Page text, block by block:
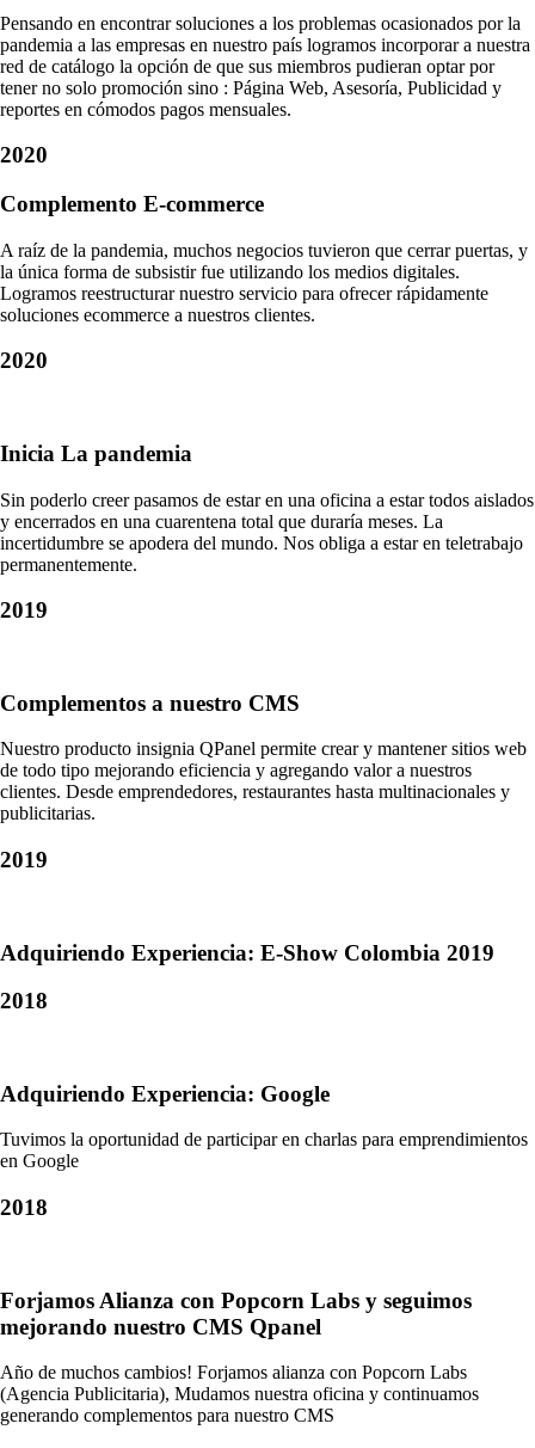
Pensando en encontrar soluciones a los problemas ocasionados por la
pandemia a las empresas en nuestro país logramos incorporar a nuestra
red de catálogo la opción de que sus miembros pudieran optar por
tener no solo promoción sino : Página Web, Asesoría, Publicidad y
reportes en cómodos pagos mensuales.
2020
Complemento E-commerce
A raíz de la pandemia, muchos negocios tuvieron que cerrar puertas, y
la única forma de subsistir fue utilizando los medios digitales.
Logramos reestructurar nuestro servicio para ofrecer rápidamente
soluciones ecommerce a nuestros clientes.
2020
Inicia La pandemia
Sin poderlo creer pasamos de estar en una oficina a estar todos aislados
y encerrados en una cuarentena total que duraría meses. La
incertidumbre se apodera del mundo. Nos obliga a estar en teletrabajo
permanentemente.
2019
Complementos a nuestro CMS
Nuestro producto insignia QPanel permite crear y mantener sitios web
de todo tipo mejorando eficiencia y agregando valor a nuestros
clientes. Desde emprendedores, restaurantes hasta multinacionales y
publicitarias.
2019
Adquiriendo Experiencia: E-Show Colombia 2019
2018
Adquiriendo Experiencia: Google
Tuvimos la oportunidad de participar en charlas para emprendimientos
en Google
2018
Forjamos Alianza con Popcorn Labs y seguimos
mejorando nuestro CMS Qpanel
Año de muchos cambios! Forjamos alianza con Popcorn Labs
(Agencia Publicitaria), Mudamos nuestra oficina y continuamos
generando complementos para nuestro CMS